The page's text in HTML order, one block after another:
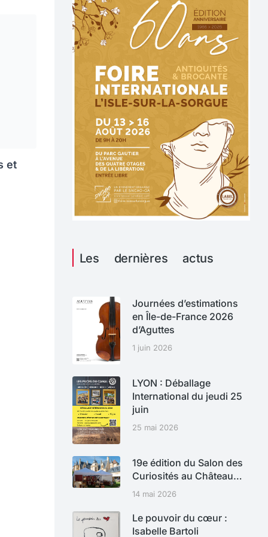
et
Les dernières actus
Journées d’estimations
en Île-de-France 2026
d’Aguttes
1 juin 2026
LYON : Déballage
International du jeudi 25
juin
25 mai 2026
19e édition du Salon des
Curiosités au Château…
14 mai 2026
Le pouvoir du cœur :
Isabelle Bartoli